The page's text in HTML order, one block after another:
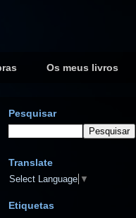
Os meus livros
Pesquisar
Translate
Select Language ▼
Etiquetas